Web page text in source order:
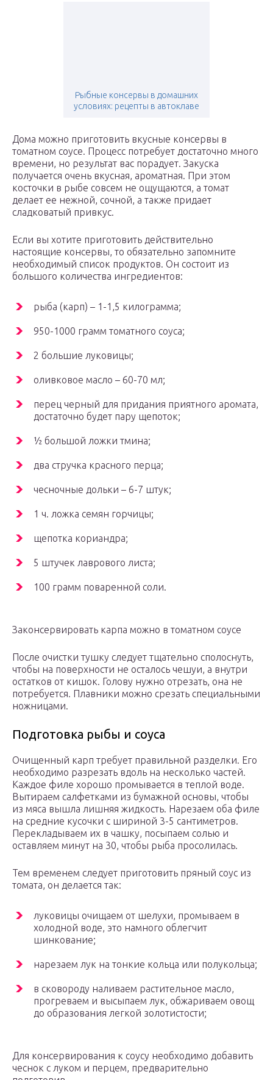
Рыбные консервы в домашних
условиях: рецепты в автоклаве
Дома можно приготовить вкусные консервы в
томатном соусе. Процесс потребует достаточно много
времени, но результат вас порадует. Закуска
получается очень вкусная, ароматная. При этом
косточки в рыбе совсем не ощущаются, а томат
делает ее нежной, сочной, а также придает
сладковатый привкус.
Если вы хотите приготовить действительно
настоящие консервы, то обязательно запомните
необходимый список продуктов. Он состоит из
большого количества ингредиентов:
рыба (карп) – 1-1,5 килограмма;
950-1000 грамм томатного соуса;
2 большие луковицы;
оливковое масло – 60-70 мл;
перец черный для придания приятного аромата,
достаточно будет пару щепоток;
½ большой ложки тмина;
два стручка красного перца;
чесночные дольки – 6-7 штук;
1 ч. ложка семян горчицы;
щепотка кориандра;
5 штучек лаврового листа;
100 грамм поваренной соли.
Законсервировать карпа можно в томатном соусе
После очистки тушку следует тщательно сполоснуть,
чтобы на поверхности не осталось чешуи, а внутри
остатков от кишок. Голову нужно отрезать, она не
потребуется. Плавники можно срезать специальными
ножницами.
Подготовка рыбы и соуса
Очищенный карп требует правильной разделки. Его
необходимо разрезать вдоль на несколько частей.
Каждое филе хорошо промывается в теплой воде.
Вытираем салфетками из бумажной основы, чтобы
из мяса вышла лишняя жидкость. Нарезаем оба филе
на средние кусочки с шириной 3-5 сантиметров.
Перекладываем их в чашку, посыпаем солью и
оставляем минут на 30, чтобы рыба просолилась.
Тем временем следует приготовить пряный соус из
томата, он делается так:
луковицы очищаем от шелухи, промываем в
холодной воде, это намного облегчит
шинкование;
нарезаем лук на тонкие кольца или полукольца;
в сковороду наливаем растительное масло,
прогреваем и высыпаем лук, обжариваем овощ
до образования легкой золотистости;
Для консервирования к соусу необходимо добавить
чеснок с луком и перцем, предварительно